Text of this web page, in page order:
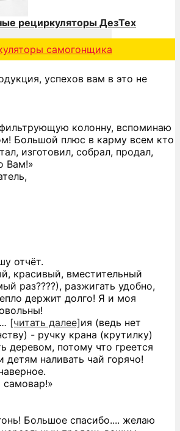
рециркуляторы ДезТех
самогонщика
успехов вам в это не
колонну, вспоминаю
Большой плюс в карму всем кто
изготовил, собрал, продал,
Вам!»
отчёт.
красивый, вместительный
раз????), разжигать удобно,
держит долго! Я и моя
... [читать далее]ия (ведь нет
- ручку крана (крутилку)
деревом, потому что греется
детям наливать чай горячо!
самовар!»
Большое спасибо.... желаю